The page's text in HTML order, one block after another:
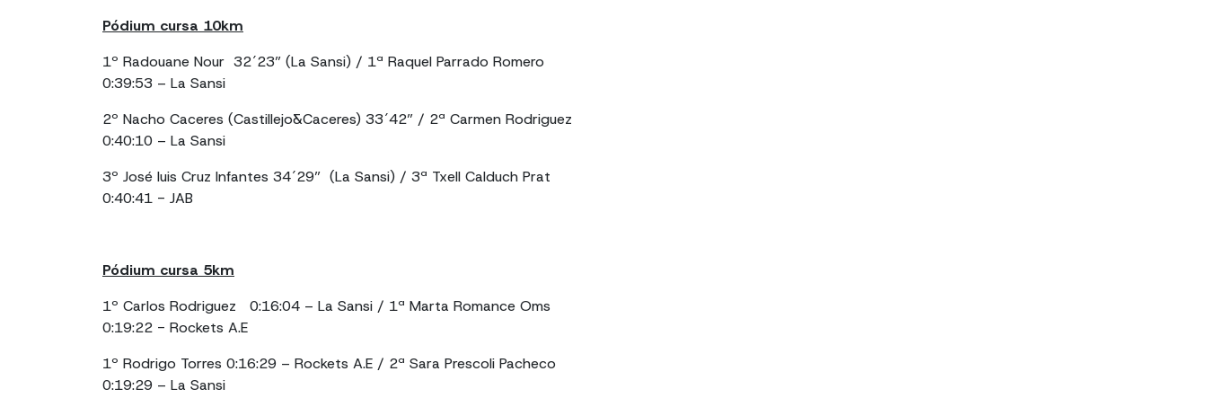
Pódium cursa 10km
1º Radouane Nour 32´23” (La Sansi) / 1ª Raquel Parrado Romero
0:39:53 – La Sansi
2º Nacho Caceres (Castillejo&Caceres) 33´42” / 2ª Carmen Rodriguez
0:40:10 – La Sansi
3º José luis Cruz Infantes 34´29” (La Sansi) / 3ª Txell Calduch Prat
0:40:41 - JAB
Pódium cursa 5km
1º Carlos Rodriguez 0:16:04 – La Sansi / 1ª Marta Romance Oms
0:19:22 - Rockets A.E
1º Rodrigo Torres 0:16:29 – Rockets A.E / 2ª Sara Prescoli Pacheco
0:19:29 – La Sansi